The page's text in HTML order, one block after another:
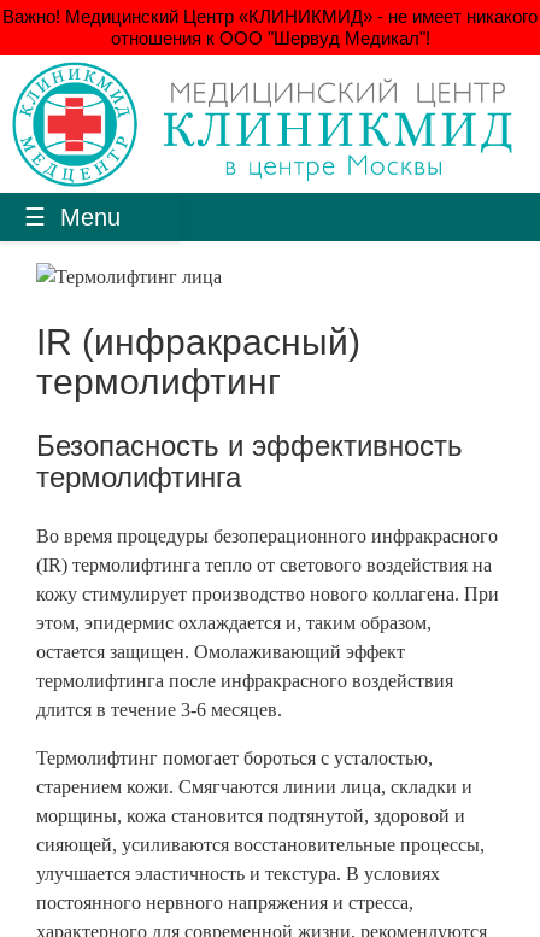
Важно! Медицинский Центр «КЛИНИКМИД» - не имеет никакого
отношения к ООО "Шервуд Медикал"!
Menu
IR (инфракрасный)
термолифтинг
Безопасность и эффективность
термолифтинга
Во время процедуры безоперационного инфракрасного
(IR) термолифтинга тепло от светового воздействия на
кожу стимулирует производство нового коллагена. При
этом, эпидермис охлаждается и, таким образом,
остается защищен. Омолаживающий эффект
термолифтинга после инфракрасного воздействия
длится в течение 3-6 месяцев.
Термолифтинг помогает бороться с усталостью,
старением кожи. Смягчаются линии лица, складки и
морщины, кожа становится подтянутой, здоровой и
сияющей, усиливаются восстановительные процесcы,
улучшается эластичность и текстура. В условиях
постоянного нервного напряжения и стресса,
характерного для современной жизни, рекомендуются